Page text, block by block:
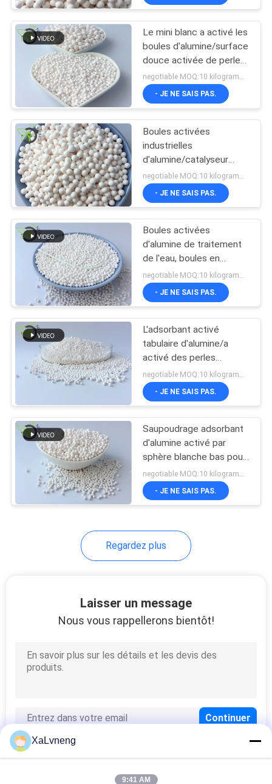
NOUVELLES
CAS
DEMANDER
UN DEVIS
PLAN
DU
SITE
PRIVACY
POLICY
Le mini blanc a activé les
boules d'alumine/surface
douce activée de perles
d'alumine
negotiable MOQ:10 kilogrammes
- JE NE SAIS PAS.
Boules activées
industrielles
d'alumine/catalyseur
chimique de récupération
de soufre
negotiable MOQ:10 kilogrammes
- JE NE SAIS PAS.
Boules activées
d'alumine de traitement
de l'eau, boules en
céramique d'oxyde
d'aluminium
negotiable MOQ:10 kilogrammes
- JE NE SAIS PAS.
L'adsorbant activé
tabulaire d'alumine/a
activé des perles
d'alumine avec la
superficie élevée
- JE NE SAIS PAS.
Saupoudrage adsorbant
d'alumine activé par
sphère blanche bas pour
l'absorption d'eau
- JE NE SAIS PAS.
Regardez plus
Laisser un message
Nous vous rappellerons bientôt!
XaLvneng
9:41 AM